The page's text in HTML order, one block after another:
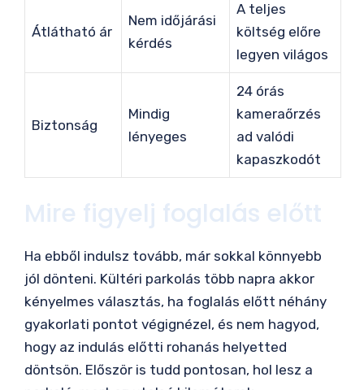
Átlátható ár
Nem időjárási
kérdés
A teljes
költség előre
legyen világos
Biztonság
Mindig
lényeges
24 órás
kameraőrzés
ad valódi
kapaszkodót
Mire figyelj foglalás előtt
Ha ebből indulsz tovább, már sokkal könnyebb
jól dönteni. Kültéri parkolás több napra akkor
kényelmes választás, ha foglalás előtt néhány
gyakorlati pontot végignézel, és nem hagyod,
hogy az indulás előtti rohanás helyetted
döntsön. Először is tudd pontosan, hol lesz a